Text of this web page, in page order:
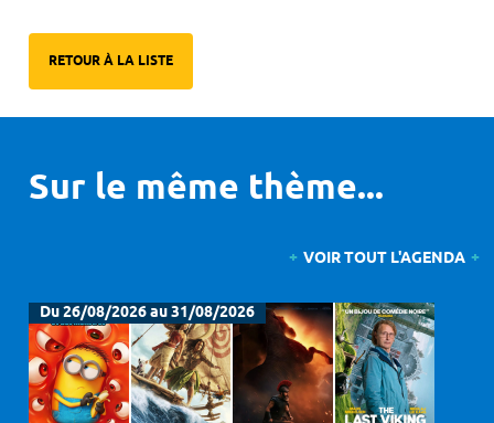
RETOUR À LA LISTE
Sur le même thème...
VOIR TOUT L'AGENDA
Du 26/08/2026 au 31/08/2026